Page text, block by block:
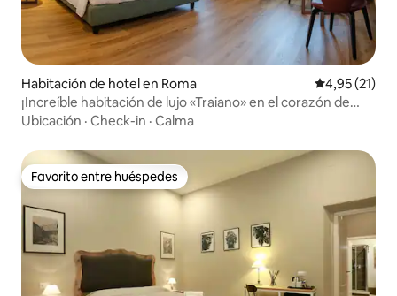
Habitación de hotel en Roma Calificación
4,95 (21)
¡Increíble habitación de lujo «Traiano» en el corazón de
Roma!
Ubicación · Check-in · Calma
Favorito entre huéspedes
Favorito entre huéspedes